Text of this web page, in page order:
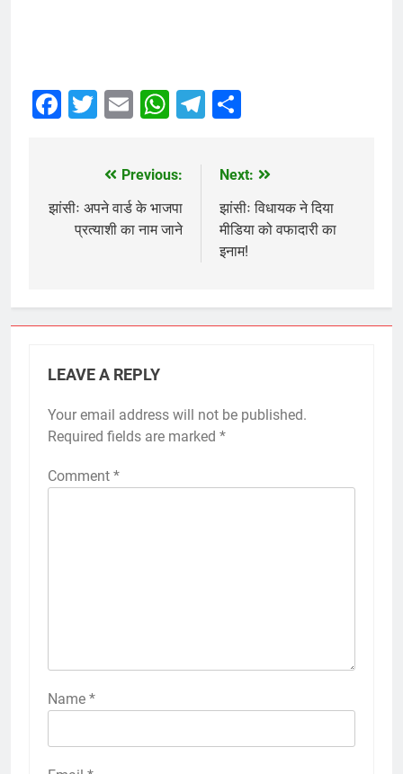
Facebook
Twitter
EmailWhatsApp
Telegram
navigation
Previous:
झांसीः अपने वार्ड के भाजपा
प्रत्याशी का नाम जाने
Next:
झांसीः विधायक ने दिया
मीडिया को वफादारी का
इनाम!
LEAVE A REPLY
Your email address will not be published.
Required fields are marked *
Comment *
Name *